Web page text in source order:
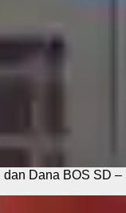
Dana BOS SD